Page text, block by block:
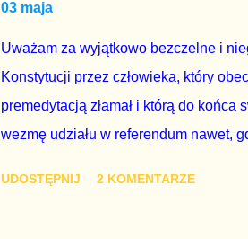
rządu. Generalnie, M...
03 maja
Uważam za wyjątkowo bezczelne i
Konstytucji przez człowieka, który
premedytacją złamał i którą do
wezmę udziału w referendum nawet,
UDOSTĘPNIJ 2 KOMENTARZE